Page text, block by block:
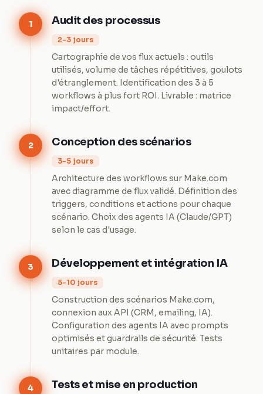
1 Audit des processus
2-3 jours
Cartographie de vos flux actuels : outils
utilisés, volume de tâches répétitives, goulots
d'étranglement. Identification des 3 à 5
workflows à plus fort ROI. Livrable : matrice
impact/effort.
2 Conception des scénarios
3-5 jours
Architecture des workflows sur Make.com
avec diagramme de flux validé. Définition des
triggers, conditions et actions pour chaque
scénario. Choix des agents IA (Claude/GPT)
selon le cas d'usage.
3 Développement et intégration IA
5-10 jours
Construction des scénarios Make.com,
connexion aux API (CRM, emailing, IA).
Configuration des agents IA avec prompts
optimisés et guardrails de sécurité. Tests
unitaires par module.
4 Tests et mise en production